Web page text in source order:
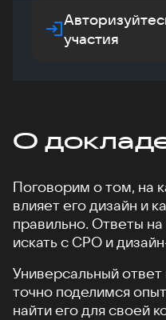
участия
О
Поговорим о том, на
влияет его дизайн и
правильно. Ответы
искать с CPO и
Универсальный
точно поделимся
найти его для своей